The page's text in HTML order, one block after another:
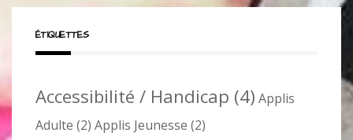
ÉTIQUETTES
Accessibilité / Handicap (4) Applis
Adulte (2) Applis Jeunesse (2)